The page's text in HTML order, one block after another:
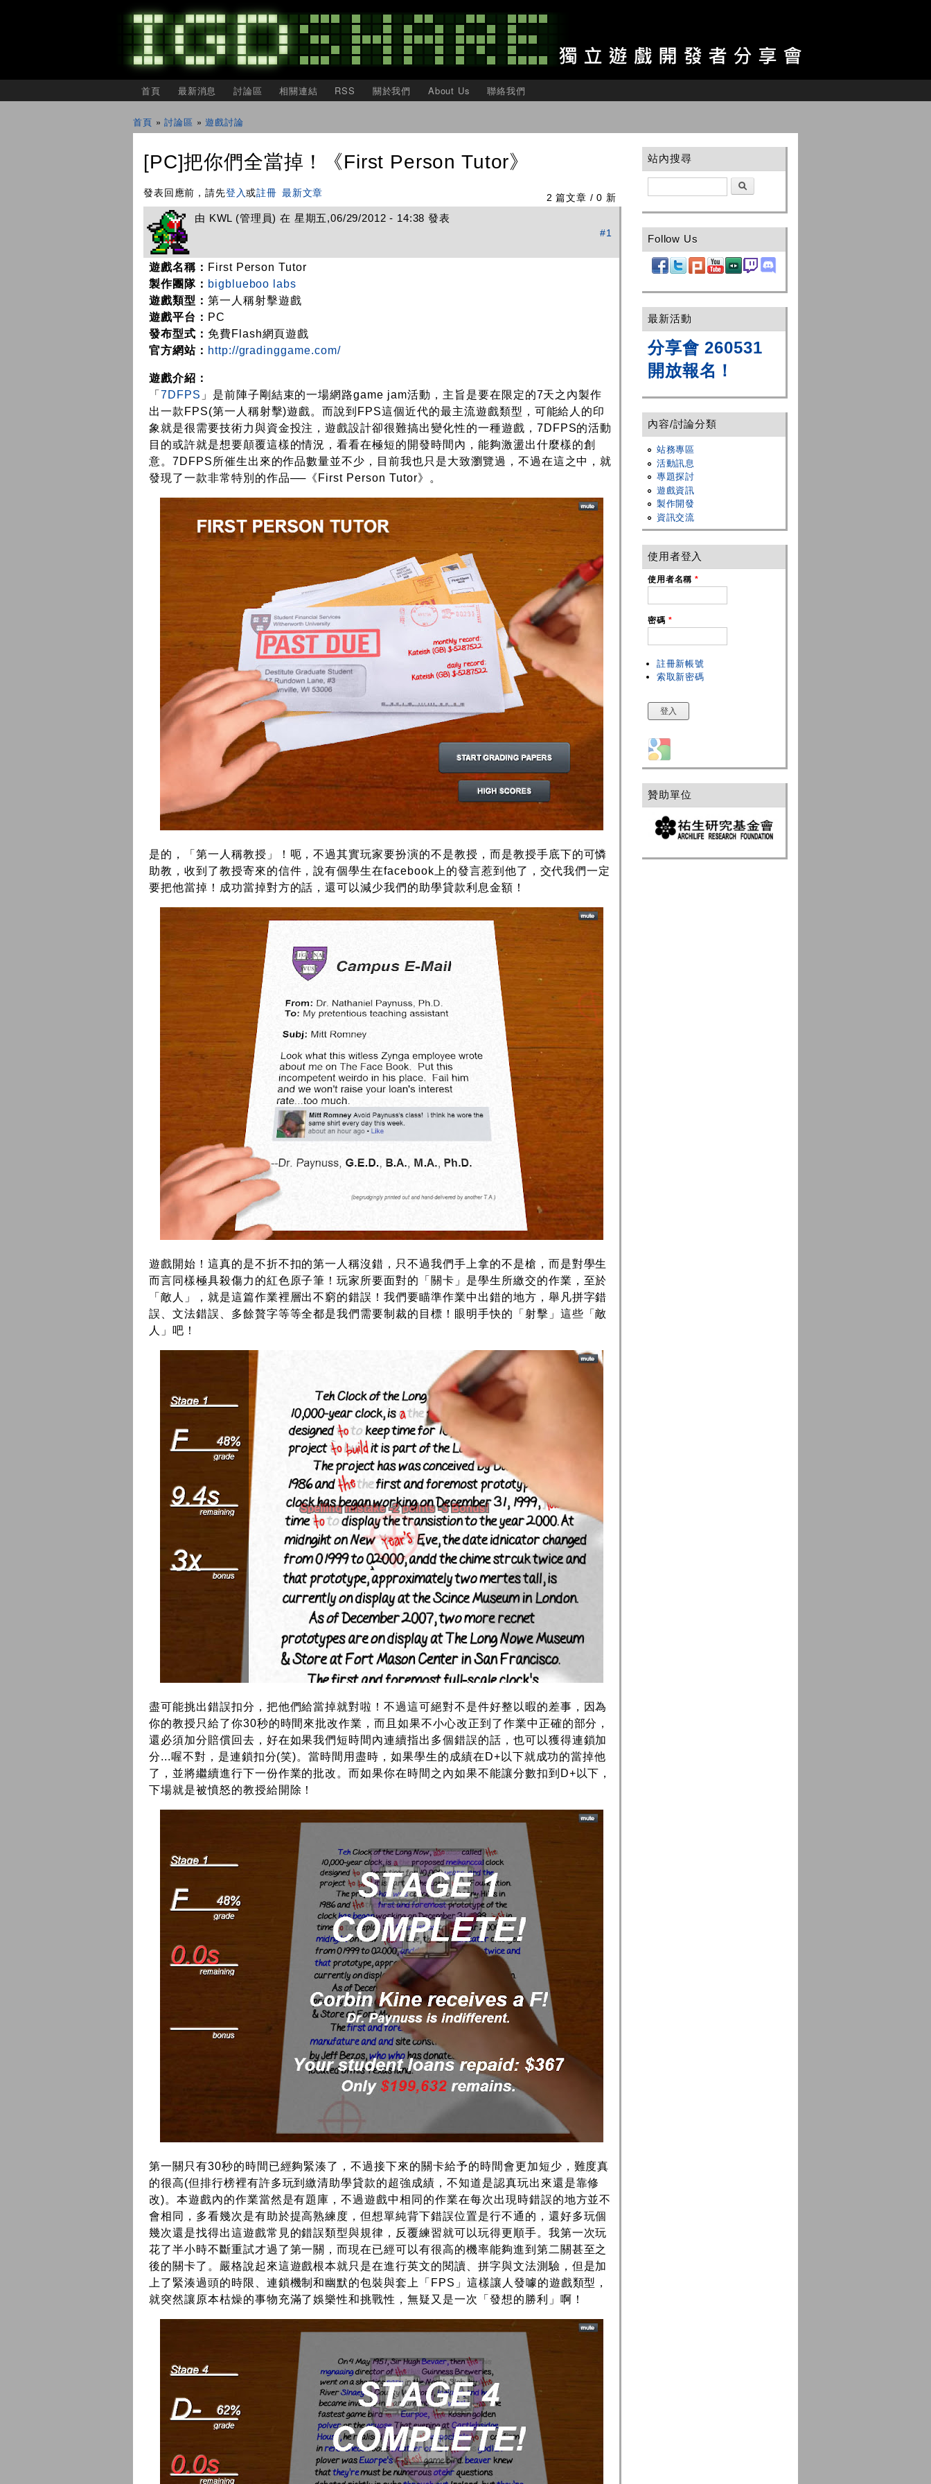
至
主
容
IGDSHARE
首頁 最新消息 討論區 相關連結 RSS 關於我們 About Us 聯絡我們
首頁 »討論區 »遊戲討論
[PC]把你們全當掉！《First Person Tutor》
2 篇文章 / 0 新
發表回應前，請先登入或註冊 最新文章
由 KWL (管理員) 在 星期五,06/29/2012 - 14:38 發表
#1
遊戲名稱： First Person Tutor
製作團隊： bigblueboo labs
遊戲類型： 第一人稱射擊遊戲
遊戲平台： PC
發布型式： 免費Flash網頁遊戲
官方網站： http://gradinggame.com/
遊戲介紹：
「 7DFPS 」是前陣子剛結束的一場網路game jam活動，主旨是要在限定的7天之內製作
出一款FPS(第一人稱射擊)遊戲。而說到FPS這個近代的最主流遊戲類型，可能給人的印
象就是很需要技術力與資金投注，遊戲設計卻很難搞出變化性的一種遊戲，7DFPS的活動
目的或許就是想要顛覆這樣的情況，看看在極短的開發時間內，能夠激盪出什麼樣的創
意。7DFPS所催生出來的作品數量並不少，目前我也只是大致瀏覽過，不過在這之中，就
發現了一款非常特別的作品──《First Person Tutor》。
是的，「第一人稱教授」！呃，不過其實玩家要扮演的不是教授，而是教授手底下的可憐
助教，收到了教授寄來的信件，說有個學生在facebook上的發言惹到他了，交代我們一定
要把他當掉！成功當掉對方的話，還可以減少我們的助學貸款利息金額！
遊戲開始！這真的是不折不扣的第一人稱沒錯，只不過我們手上拿的不是槍，而是對學生
而言同樣極具殺傷力的紅色原子筆！玩家所要面對的「關卡」是學生所繳交的作業，至於
「敵人」，就是這篇作業裡層出不窮的錯誤！我們要瞄準作業中出錯的地方，舉凡拼字錯
誤、文法錯誤、多餘贅字等等全都是我們需要制裁的目標！眼明手快的「射擊」這些「敵
人」吧！
盡可能挑出錯誤扣分，把他們給當掉就對啦！不過這可絕對不是件好整以暇的差事，因為
你的教授只給了你30秒的時間來批改作業，而且如果不小心改正到了作業中正確的部分，
還必須加分賠償回去，好在如果我們短時間內連續指出多個錯誤的話，也可以獲得連鎖加
分...喔不對，是連鎖扣分(笑)。當時間用盡時，如果學生的成績在D+以下就成功的當掉他
了，並將繼續進行下一份作業的批改。而如果你在時間之內如果不能讓分數扣到D+以下，
下場就是被憤怒的教授給開除！
第一關只有30秒的時間已經夠緊湊了，不過接下來的關卡給予的時間會更加短少，難度真
的很高(但排行榜裡有許多玩到繳清助學貸款的超強成績，不知道是認真玩出來還是靠修
改)。本遊戲內的作業當然是有題庫，不過遊戲中相同的作業在每次出現時錯誤的地方並不
會相同，多看幾次是有助於提高熟練度，但想單純背下錯誤位置是行不通的，還好多玩個
幾次還是找得出這遊戲常見的錯誤類型與規律，反覆練習就可以玩得更順手。我第一次玩
花了半小時不斷重試才過了第一關，而現在已經可以有很高的機率能夠進到第二關甚至之
後的關卡了。嚴格說起來這遊戲根本就只是在進行英文的閱讀、拼字與文法測驗，但是加
上了緊湊過頭的時限、連鎖機制和幽默的包裝與套上「FPS」這樣讓人發噱的遊戲類型，
就突然讓原本枯燥的事物充滿了娛樂性和挑戰性，無疑又是一次「發想的勝利」啊！
站內搜尋
Follow Us
最新活動
分享會 260531
開放報名！
內容/討論分類
站務專區
活動訊息
專題探討
遊戲資訊
製作開發
資訊交流
使用者登入
使用者名稱*
密碼 *
註冊新帳號
索取新密碼
Login with Google
贊助單位